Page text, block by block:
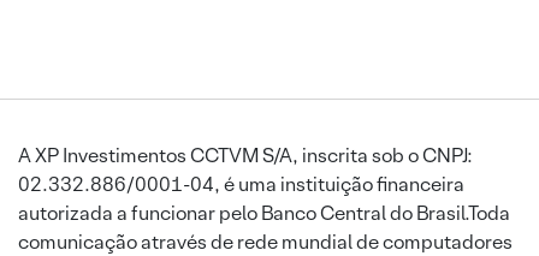
A XP Investimentos CCTVM S/A, inscrita sob o CNPJ:
02.332.886/0001-04, é uma instituição financeira
autorizada a funcionar pelo Banco Central do Brasil.Toda
comunicação através de rede mundial de computadores